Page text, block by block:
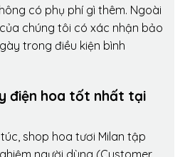
có phụ phí gì thêm. Ngoài
chúng tôi có xác nhận bảo
trong điều kiện bình
điện hoa tốt nhất tại
shop hoa tươi Milan tập